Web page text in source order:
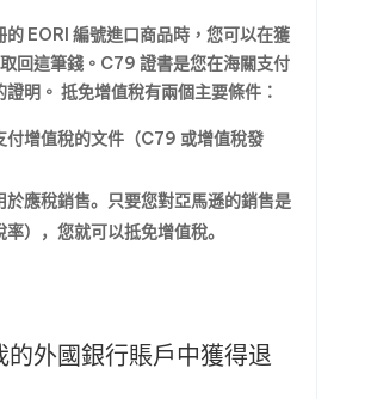
的 EORI 編號進口商品時，您可以在獲
回這筆錢。 C79 證書是您在海關支付
明。 抵免增值稅有兩個主要條件：
付增值稅的文件（C79 或增值稅發
於應稅銷售。只要您對亞馬遜的銷售是
），您就可以抵免增值稅。
的外國銀行賬戶中獲得退